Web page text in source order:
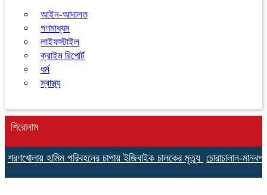
আইন-আদালত
গণমাধ্যম
লাইফস্টাইল
ক্রাইম রিপোর্ট
ধর্ম
স্বাস্থ্য
শিরোনাম
হামিম পরিবহনের চাপায় ইজিবাইক চালকের মৃত্যু চোরাচালান-মানবপাচারের